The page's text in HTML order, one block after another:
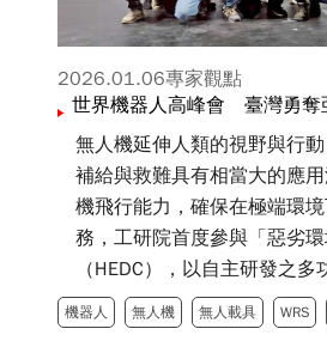
2026.01.06專家觀點
世界機器人高峰會 臺灣勇奪
無人機延伸人類的視野與行動
補給與救難具有相當大的應
機飛行能力，確保在極端環
務，工研院首度參與「惡劣環
（HEDC），以自主研發之
獲亞軍，並締造兩項賽史首例
機器人 無人機 無人載具 WRS